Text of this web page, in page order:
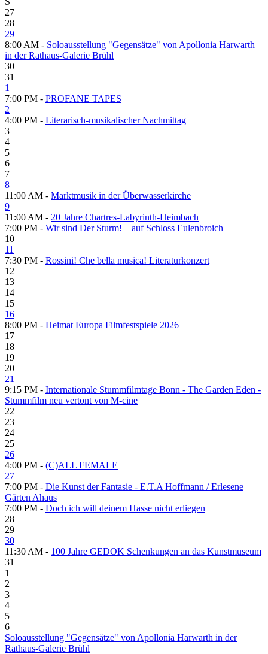
27
28
29
8:00 AM - Soloausstellung "Gegensätze" von Apollonia Harwarth
in der Rathaus-Galerie Brühl
30
31
1
7:00 PM - PROFANE TAPES
2
4:00 PM - Literarisch-musikalischer Nachmittag
3
4
5
6
7
8
11:00 AM - Marktmusik in der Überwasserkirche
9
11:00 AM - 20 Jahre Chartres-Labyrinth-Heimbach
7:00 PM - Wir sind Der Sturm! – auf Schloss Eulenbroich
10
11
7:30 PM - Rossini! Che bella musica! Literaturkonzert
12
13
14
15
16
8:00 PM - Heimat Europa Filmfestspiele 2026
17
18
19
20
21
9:15 PM - Internationale Stummfilmtage Bonn - The Garden Eden -
Stummfilm neu vertont von M-cine
22
23
24
25
26
4:00 PM - (C)ALL FEMALE
27
7:00 PM - Die Kunst der Fantasie - E.T.A Hoffmann / Erlesene
Gärten Ahaus
7:00 PM - Doch ich will deinem Hasse nicht erliegen
28
29
30
11:30 AM - 100 Jahre GEDOK Schenkungen an das Kunstmuseum
31
1
2
3
4
5
6
Soloausstellung "Gegensätze" von Apollonia Harwarth in der
Rathaus-Galerie Brühl